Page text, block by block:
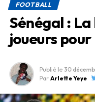
FOOTBALL
Sénégal : La
joueurs
Publié le 30
Par Arlette Yeye